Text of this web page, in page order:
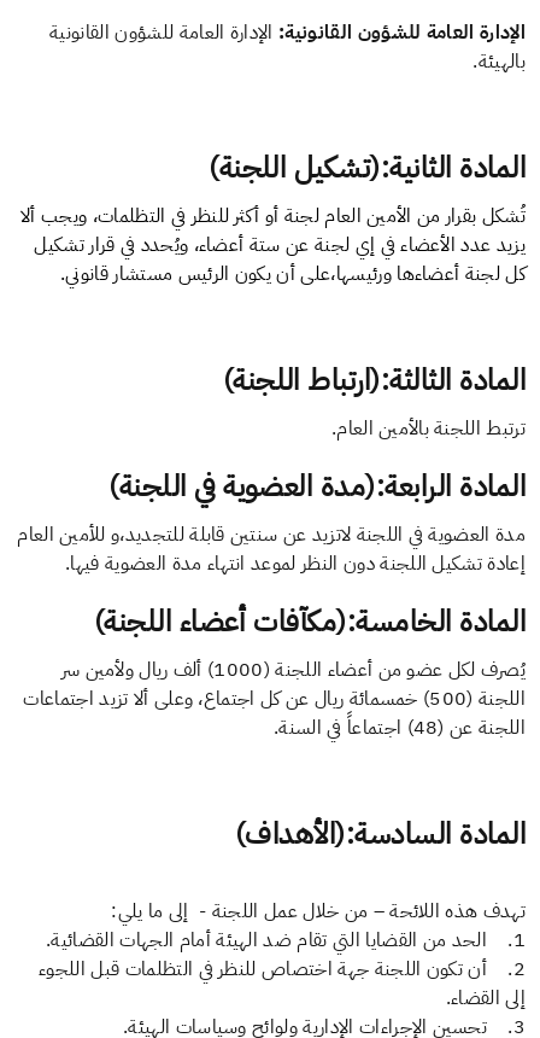
الإدارة العامة للشؤون القانونية:الإدارة العامة للشؤون القانونية
بالهيئة.
المادة الثانية:(تشكيل اللجنة)
تُشكل بقرار من الأمين العام لجنة أو أكثر للنظر في التظلمات، ويجب ألا
يزيد عدد الأعضاء في إي لجنة عن ستة أعضاء، ويُحدد في قرار تشكيل
كل لجنة أعضاءها ورئيسها،على أن يكون الرئيس مستشار قانوني.
المادة الثالثة:(ارتباط اللجنة)
ترتبط اللجنة بالأمين العام.
المادة الرابعة:(مدة العضوية في اللجنة)
مدة العضوية في اللجنة لاتزيد عن سنتين قابلة للتجديد،و للأمين العام
إعادة تشكيل اللجنة دون النظر لموعد انتهاء مدة العضوية فيها.
المادة الخامسة:(مكآفات أعضاء اللجنة)
يُصرف لكل عضو من أعضاء اللجنة (1000) ألف ريال ولأمين سر
اللجنة (500) خمسمائة ريال عن كل اجتماع، وعلى ألا تزيد اجتماعات
اللجنة عن (48) اجتماعاً في السنة.
المادة السادسة:(الأهداف)
تهدف هذه اللائحة – من خلال عمل اللجنة - إلى ما يلي:
1. الحد من القضايا التي تقام ضد الهيئة أمام الجهات القضائية.
2. أن تكون اللجنة جهة اختصاص للنظر في التظلمات قبل اللجوء
إلى القضاء.
3. تحسين الإجراءات الإدارية ولوائح وسياسات الهيئة.